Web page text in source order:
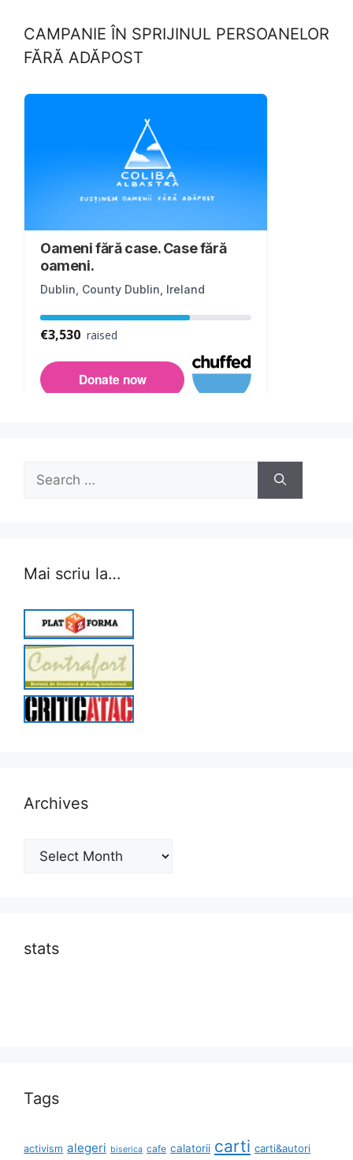
CAMPANIE ÎN SPRIJINUL PERSOANELOR
FĂRĂ ADĂPOST
Search
for:
Mai scriu la…
Archives
Archives
stats
Tags
activism alegeri biserica cafe calatorii carti carti&autori